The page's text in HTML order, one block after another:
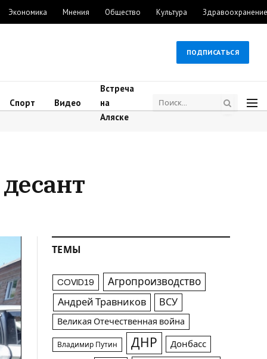
Экономика Мнения Общество Культура Здравоохранение
ПОДПИСАТЬСЯ
Спорт Видео
Встреча
на
Аляске
ТЕМЫ
COVID19 Агропроизводство
Андрей Травников ВСУ
Великая Отечественная война
Владимир Путин ДНР Донбасс